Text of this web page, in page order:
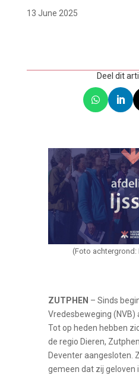
13 June 2025
Deel dit
(Foto achtergrond :
ZUTPHEN – Sinds
Vredesbeweging (NVB)
Tot op heden hebben
de regio Dieren,
Deventer aangesloten.
gemeen dat zij geloven